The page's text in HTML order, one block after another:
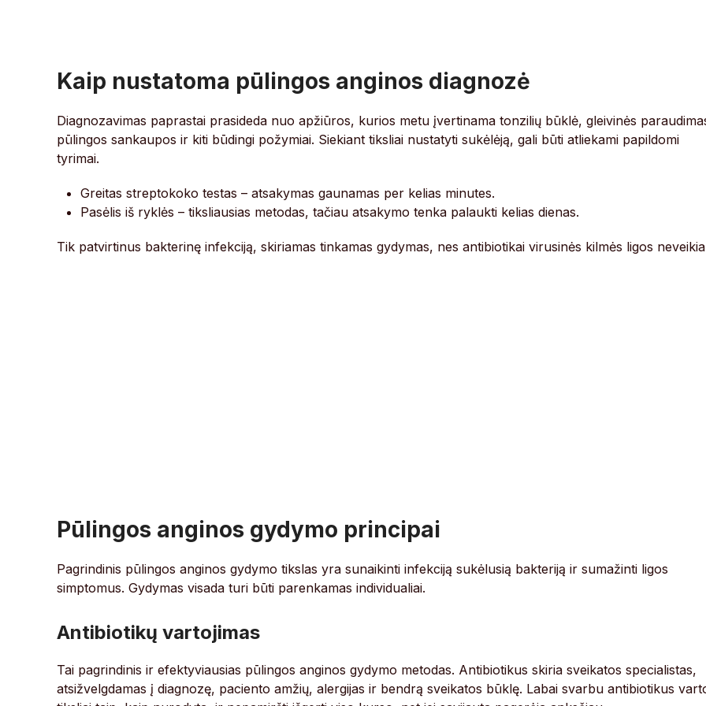
Kaip nustatoma pūlingos anginos diagnozė
Diagnozavimas paprastai prasideda nuo apžiūros, kurios metu įvertinama tonzilių būklė, gleivinės
pūlingos sankaupos ir kiti būdingi požymiai. Siekiant tiksliai nustatyti sukėlėją, gali būti atliekami papildomi
tyrimai.
Greitas streptokoko testas – atsakymas gaunamas per kelias minutes.
Pasėlis iš ryklės – tiksliausias metodas, tačiau atsakymo tenka palaukti kelias dienas.
Tik patvirtinus bakterinę infekciją, skiriamas tinkamas gydymas, nes antibiotikai virusinės kilmės ligos
Pūlingos anginos gydymo principai
Pagrindinis pūlingos anginos gydymo tikslas yra sunaikinti infekciją sukėlusią bakteriją ir sumažinti ligos
simptomus. Gydymas visada turi būti parenkamas individualiai.
Antibiotikų vartojimas
Tai pagrindinis ir efektyviausias pūlingos anginos gydymo metodas. Antibiotikus skiria sveikatos specialistas,
atsižvelgdamas į diagnozę, paciento amžių, alergijas ir bendrą sveikatos būklę. Labai svarbu antibiotikus